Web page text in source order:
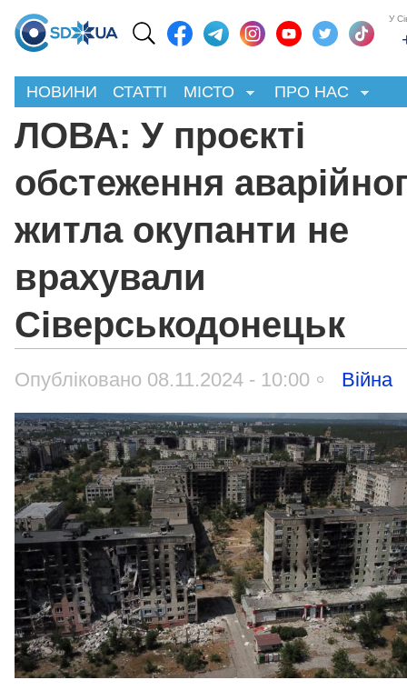
У
НОВИНИ СТАТТІ МІСТО ПРО НАС
ЛОВА: У проєкті
обстеження
житла окупанти не
врахували
Сіверськодонецьк
Опубліковано 08.11.2024 - 10:00 Війна